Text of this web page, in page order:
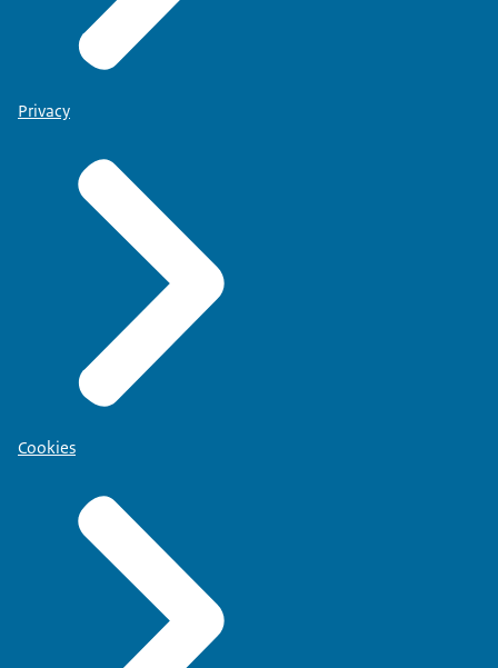
Privacy
Cookies